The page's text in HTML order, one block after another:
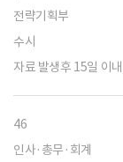
전략기획부
수시
자료 발생후 15일 이내
46
인사·총무·회계